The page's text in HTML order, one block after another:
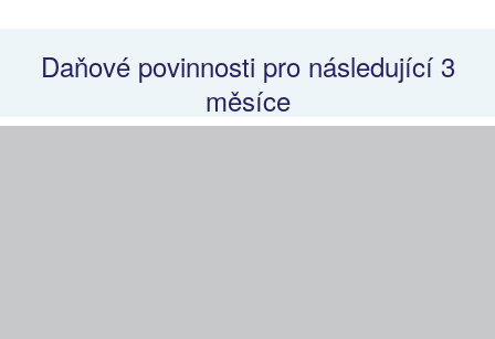
Daňové povinnosti pro následující 3
měsíce